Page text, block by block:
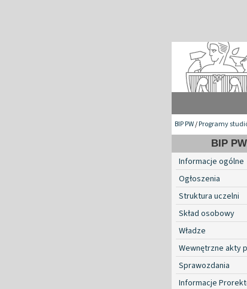
BIP PW/Programy
BIP PW
Informacje ogólne
Ogłoszenia
Struktura uczelni
Skład osobowy
Władze
Wewnętrzne akty
Sprawozdania
Informacje